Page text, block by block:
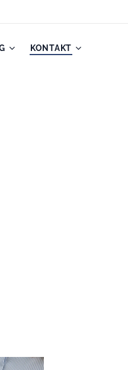
KONTAKT